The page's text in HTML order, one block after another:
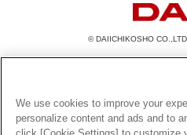
© DAIICHIKOSHO
このサイトに掲載されている一切の文章・
を問わず、著作権法の定める範囲を超えて無
とを禁じます。
楽曲及びコンテンツは、機種によりご利用い
We use cookies to improve your
personalize content and ads and to